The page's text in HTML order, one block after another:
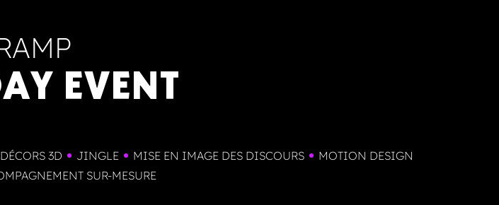
EVENT
3D JINGLE MISE EN IMAGE DES DISCOURS
MOTION DESIGN
SUR-MESURE